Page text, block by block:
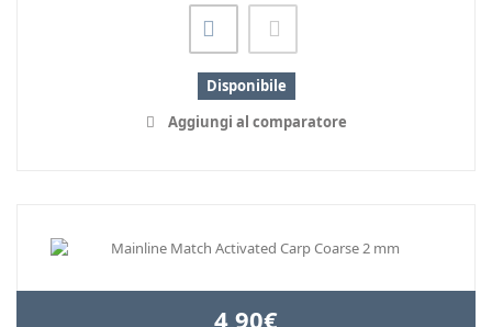
Disponibile
Aggiungi al comparatore
4,90€